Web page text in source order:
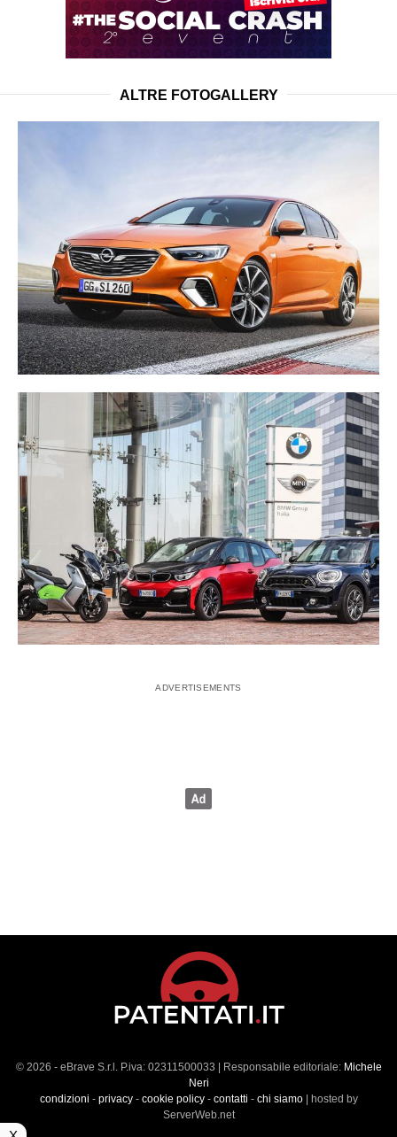
ALTRE FOTOGALLERY
© 2026 - eBrave S.r.l. P.iva: 02311500033 | Responsabile editoriale: Michele
Neri
condizioni - privacy- cookie policy- contatti - chi siamo| hosted by
ServerWeb.net